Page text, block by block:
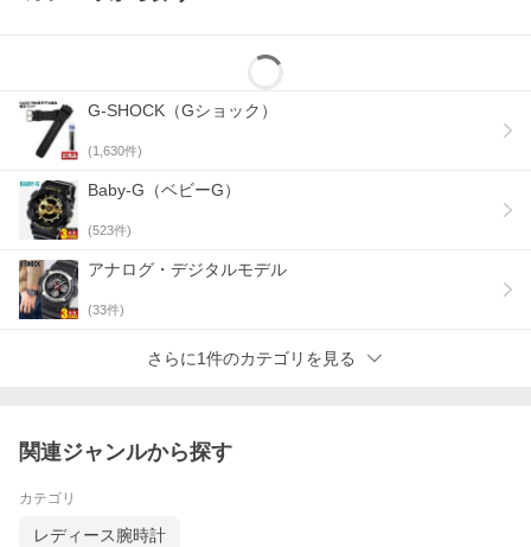
G-SHOCK（Gショック）
(1,630件)
Baby-G（ベビーG）
(523件)
アナログ・デジタルモデル
(33件)
さらに1件のカテゴリを見る
関連ジャンルから探す
カテゴリ
レディース腕時計